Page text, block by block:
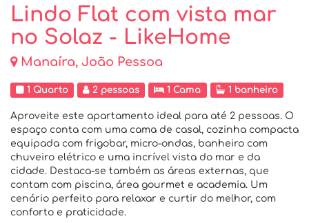
Lindo Flat com vista mar
no Solaz - LikeHome
Manaíra, João Pessoa
1 Quarto 2 pessoas 1 Cama 1 banheiro
Aproveite este apartamento ideal para até 2 pessoas. O
espaço conta com uma cama de casal, cozinha compacta
equipada com frigobar, micro-ondas, banheiro com
chuveiro elétrico e uma incrível vista do mar e da
cidade. Destaca-se também as áreas externas, que
contam com piscina, área gourmet e academia. Um
cenário perfeito para relaxar e curtir do melhor, com
conforto e praticidade.